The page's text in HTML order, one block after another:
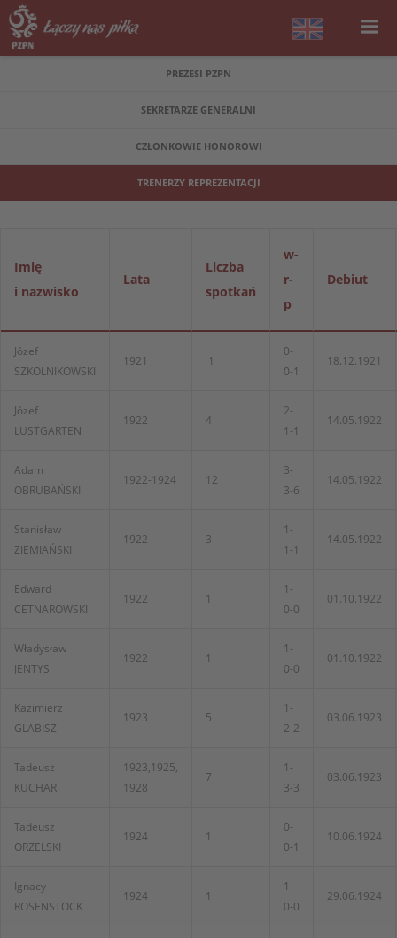
PREZESI PZPN
SEKRETARZE GENERALNI
CZŁONKOWIE HONOROWI
TRENERZY REPREZENTACJI
Imię
i nazwisko
Lata
Liczba
spotkań
w-
r-
p
Debiut
Józef
SZKOLNIKOWSKI
1921 1
0-
0-1
18.12.1921
Józef
LUSTGARTEN
1922 4
2-
1-1
14.05.1922
Adam
OBRUBAŃSKI
1922-1924 12
3-
3-6
14.05.1922
Stanisław
ZIEMIAŃSKI
1922 3
1-
1-1
14.05.1922
Edward
CETNAROWSKI
1922 1
1-
0-0
01.10.1922
Władysław
JENTYS
1922 1
1-
0-0
01.10.1922
Kazimierz
GLABISZ
1923 5
1-
2-2
03.06.1923
Tadeusz
KUCHAR
1923,1925,
1928
7
1-
3-3
03.06.1923
Tadeusz
ORZELSKI
1924 1
0-
0-1
10.06.1924
Ignacy
ROSENSTOCK
1924 1
1-
0-0
29.06.1924